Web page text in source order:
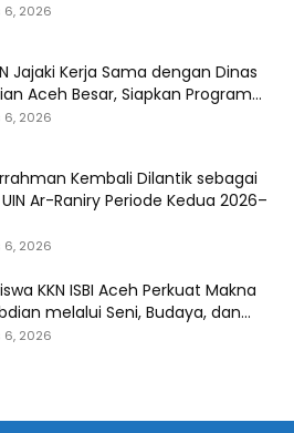
6, 2026
Jajaki Kerja Sama dengan Dinas
Aceh Besar, Siapkan Program...
6, 2026
Kembali Dilantik sebagai
Ar-Raniry Periode Kedua 2026–
6, 2026
KKN ISBI Aceh Perkuat Makna
melalui Seni, Budaya, dan...
6, 2026